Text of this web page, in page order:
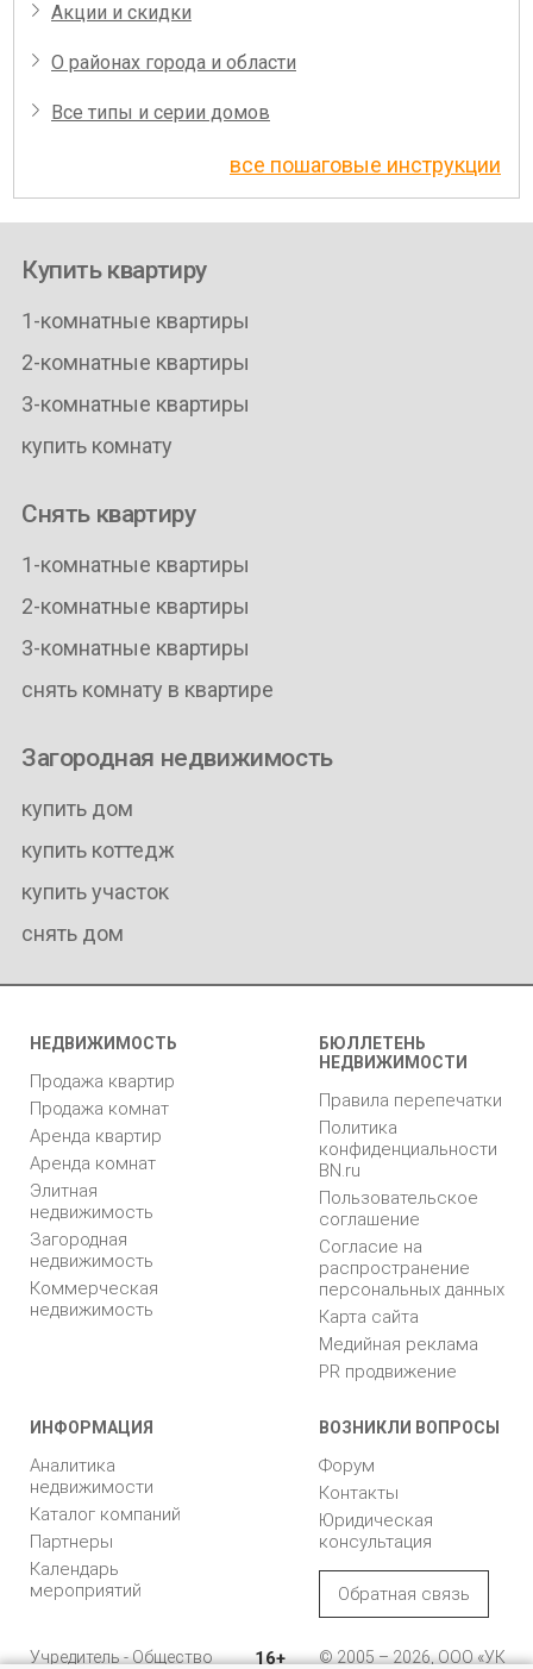
Акции и скидки
О районах города и области
Все типы и серии домов
все пошаговые инструкции
Купить квартиру
1-комнатные квартиры
2-комнатные квартиры
3-комнатные квартиры
купить комнату
Снять квартиру
1-комнатные квартиры
2-комнатные квартиры
3-комнатные квартиры
снять комнату в квартире
Загородная недвижимость
купить дом
купить коттедж
купить участок
снять дом
НЕДВИЖИМОСТЬ
Продажа квартир
Продажа комнат
Аренда квартир
Аренда комнат
Элитная
недвижимость
Загородная
недвижимость
Коммерческая
недвижимость
БЮЛЛЕТЕНЬ
НЕДВИЖИМОСТИ
Правила перепечатки
Политика
конфиденциальности
BN.ru
Пользовательское
соглашение
Согласие на
распространение
персональных данных
Карта сайта
Медийная реклама
PR продвижение
ИНФОРМАЦИЯ
Аналитика
недвижимости
Каталог компаний
Партнеры
Календарь
мероприятий
ВОЗНИКЛИ ВОПРОСЫ
Форум
Контакты
Юридическая
консультация
Обратная связь
Учредитель - Общество
16+
© 2005 – 2026, ООО «УК